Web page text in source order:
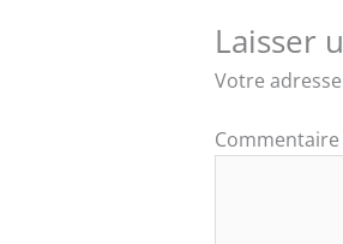
Laisser
Votre
Commentaire